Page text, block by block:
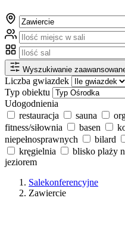
Wyszukiwanie
Liczba gwiazdek
Typ obiektu
Udogodnienia
restauracja
sauna
fitness/siłownia
basen
niepełnosprawnych
bilard
kręgielnia
blisko plaży
jeziorem
Salekonferencyjne
Zawiercie